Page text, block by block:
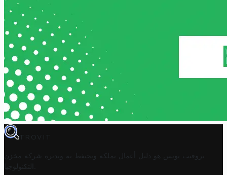
TROVIT
تروفيت تونس هو دليل أعمال تملكه وتحتفظ به وتديره
شركة مخزن
التكنولوجيا